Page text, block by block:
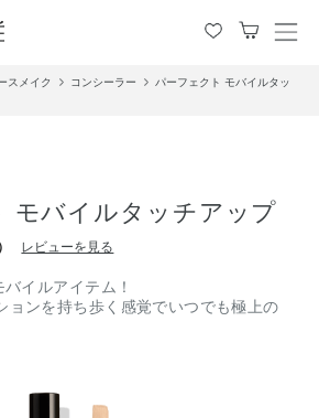
メ
ュ
スメイク コンシーラー
パーフェクト モバイルタッ
モバイルタッチアップ
レビューを見る
イルアイテム！
ョンを持ち歩く感覚でいつでも極上の